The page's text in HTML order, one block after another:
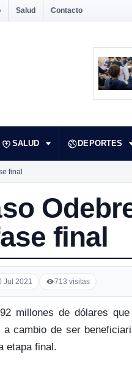
Salud Contacto
SALUD DEPORTES
final
final
Jul 2021 713 visitas
millones de dólares que
cambio de ser
etapa final.